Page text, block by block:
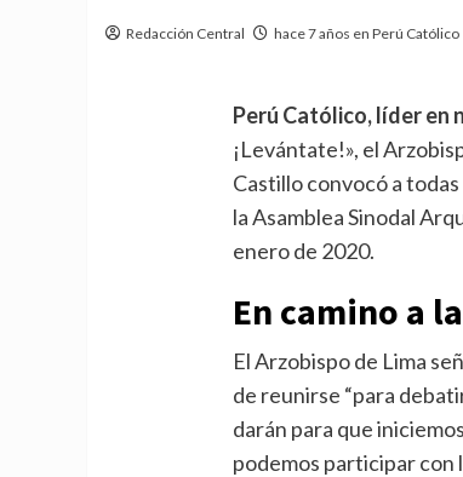
Redacción Central hace 7 años en Perú Católico
Perú Católico, líder en
¡Levántate!», el
Castillo convocó a
la Asamblea Sinodal
enero de 2020.
En camino a
El Arzobispo de Lima
de reunirse “para
darán para que
podemos participar con